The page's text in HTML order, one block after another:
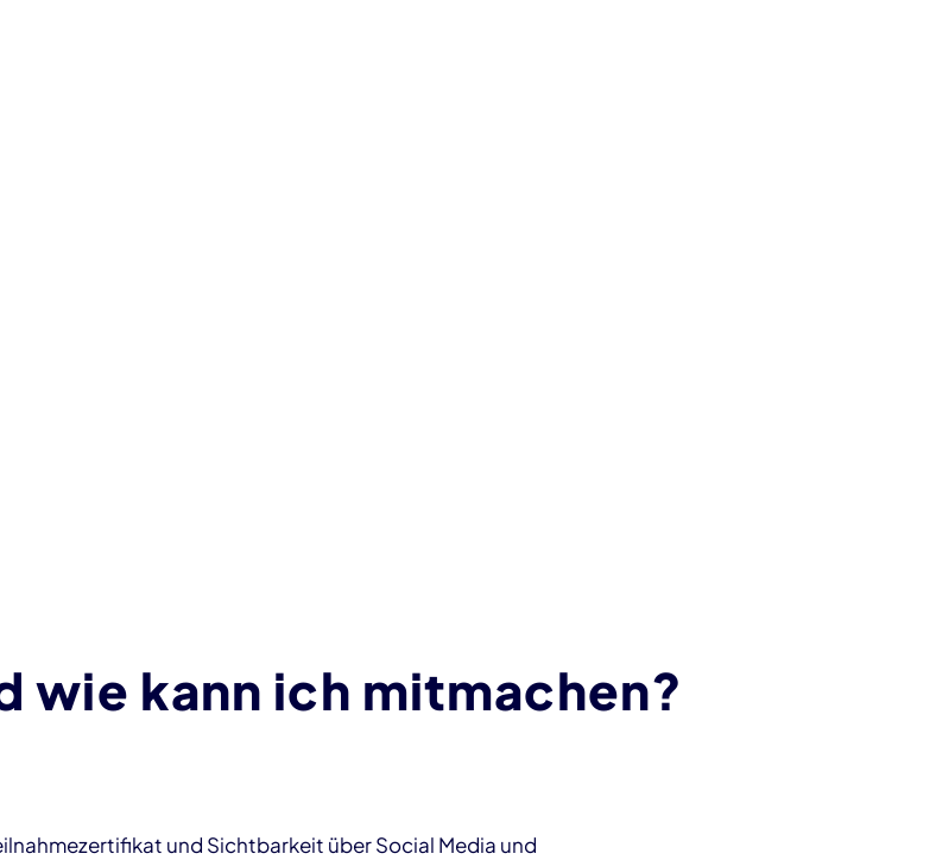
wie kann ich mitmachen?
und Sichtbarkeit über Social Media und